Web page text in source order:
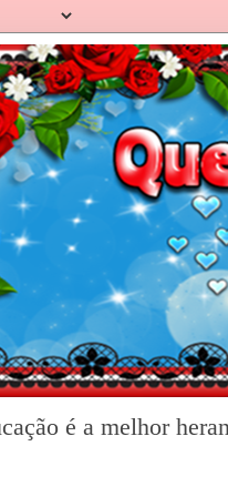
é a melhor